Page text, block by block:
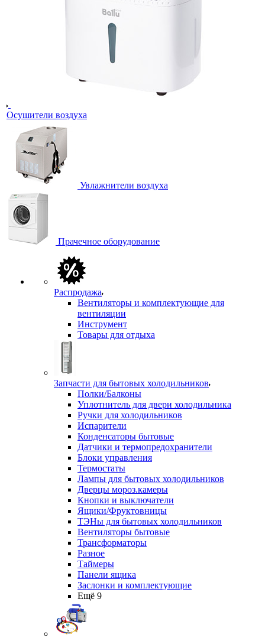
Осушители воздуха
Увлажнители воздуха
Прачечное оборудование
Распродажа
Вентиляторы и комплектующие для
вентиляции
Инструмент
Товары для отдыха
Запчасти для бытовых холодильников
Полки/Балконы
Уплотнитель для двери холодильника
Ручки для холодильников
Испарители
Конденсаторы бытовые
Датчики и термопредохранители
Блоки управления
Термостаты
Лампы для бытовых холодильников
Дверцы мороз.камеры
Кнопки и выключатели
Ящики/Фруктовницы
ТЭНы для бытовых холодильников
Вентиляторы бытовые
Трансформаторы
Разное
Таймеры
Панели ящика
Заслонки и комплектующие
Ещё 9